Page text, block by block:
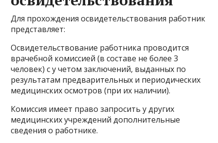
Для прохождения освидетельствования работник
представляет:
Освидетельствование работника проводится
врачебной комиссией (в составе не более 3
человек) с у четом заключений, выданных по
результатам предварительных и периодических
медицинских осмотров (при их наличии).
Комиссия имеет право запросить у других
медицинских учреждений дополнительные
сведения о работнике.